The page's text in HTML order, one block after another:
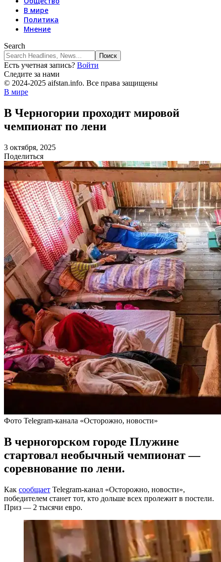
В мире
Политика
Мнение
Search
Есть учетная запись? Войти
Следите за нами
© 2024-2025 aifstan.info. Все права защищены
В мире
В Черногории проходит мировой
чемпионат по лени
3 октября, 2025
Поделиться
Фото Telegram-канала «Осторожно, новости»
В черногорском городе Плужине
стартовал необычный чемпионат —
соревнование по лени.
Как сообщает Telegram-канал «Осторожно, новости»,
победителем станет тот, кто дольше всех пролежит в постели.
Приз — 2 тысячи евро.